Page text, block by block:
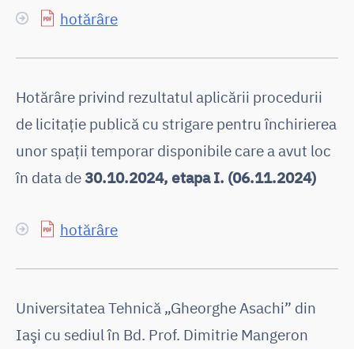
hotărâre
Hotărâre privind rezultatul aplicării procedurii
de licitație publică cu strigare pentru închirierea
unor spații temporar disponibile care a avut loc
în data de30.10.2024, etapa I. (06.11.2024)
hotărâre
Universitatea Tehnică „Gheorghe Asachi” din
Iaşi cu sediul în Bd. Prof. Dimitrie Mangeron